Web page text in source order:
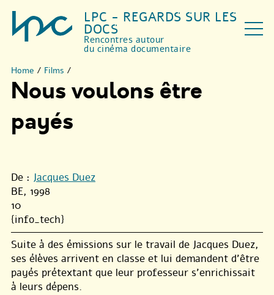
LPC - REGARDS SUR LES
DOCS
Rencontres autour
du cinéma documentaire
Home / Films /
Nous voulons être
payés
De : Jacques Duez
BE, 1998
10
{info_tech}
Suite à des émissions sur le travail de Jacques Duez,
ses élèves arrivent en classe et lui demandent d’être
payés prétextant que leur professeur s’enrichissait
à leurs dépens.